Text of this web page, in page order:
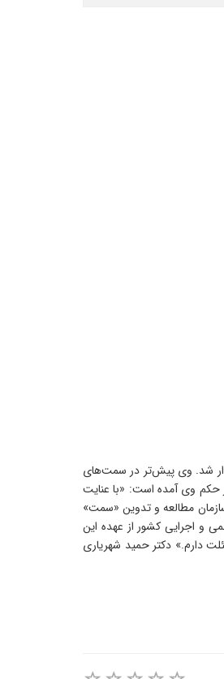
شد. وی پیش‌تر در سمت‌های
حکم وی آمده است: «با عنایت
را از تاریخ 1405/3/25 به عنوان سرپرست معاونت اجرایی سازمان مطالعه و تدوین «سمت»
و اجرایی کشور از عهده این
دارم.» دکتر حمید شهریاری